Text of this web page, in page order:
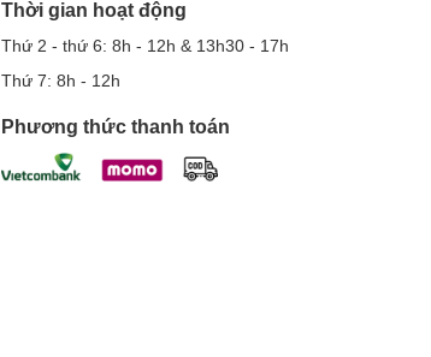
Thời gian hoạt động
Thứ 2 - thứ 6: 8h - 12h & 13h30 - 17h
Thứ 7: 8h - 12h
Phương thức thanh toán